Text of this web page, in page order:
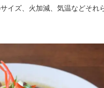
イズ、火加減、気温などそれ